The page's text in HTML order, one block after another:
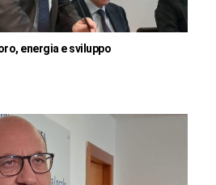
energia e sviluppo